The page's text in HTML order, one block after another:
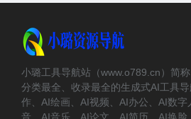
小璐工具导航站（www.o789.cn）简
分类最全、收录最全的生成式AI工具
作、AI绘画、AI视频、AI办公、AI数字